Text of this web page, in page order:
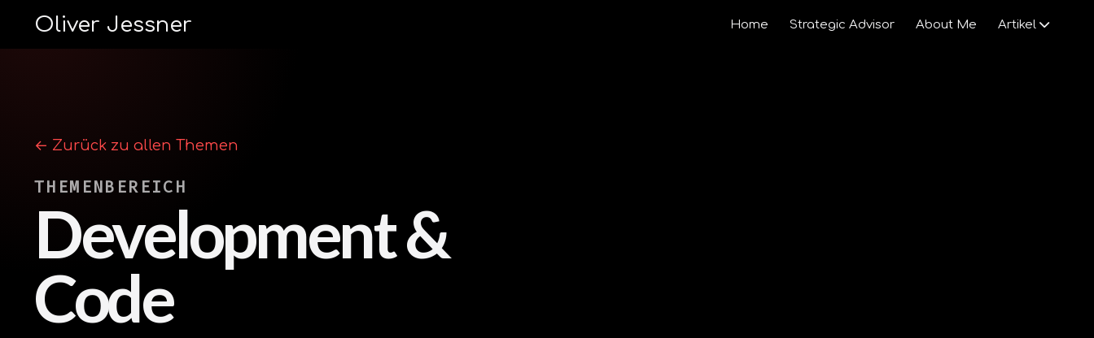
Oliver Jessner Home Strategic Advisor About Me Artikel
← Zurück zu allen Themen
THEMENBEREICH
Development &
Code